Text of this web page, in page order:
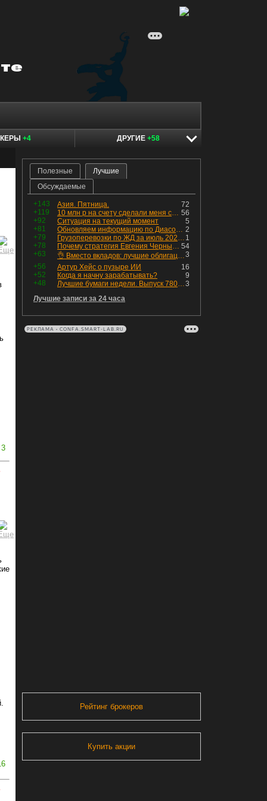
+4 ДРУГИЕ +58
3
Полезные
Лучшие
Обсуждаемые
+143 72
Азия. Пятница.
+119
56
10 млн р на счету сделали меня счастливым? Ожидание vs Реальность!
+92
5
Ситуация на текущий момент
+81
2
Обновляем информацию по Диасофту: дивиденды и выкуп
+79
1
Грузоперевозки по ЖД за июль 2026 г. — четвёртый месяц подряд роста, чёрные металлы на уровне прошлого года, а каменный уголь в плюсе.
+78
54
Почему стратегия Евгения Черных приведет вас к убыткам в 2026 году
+63
3
👌 Вместо вкладов: лучшие облигации — только супер надёжные
+56
16
Артур Хейс о пузыре ИИ
+52
9
Когда я начну зарабатывать?
+48
3
Лучшие бумаги недели. Выпуск 780 – обновления для пятницы
Лучшие записи за 24 часа
РЕКЛАМА • CONFA.SMART-LAB.RU
Рейтинг брокеров
Купить акции